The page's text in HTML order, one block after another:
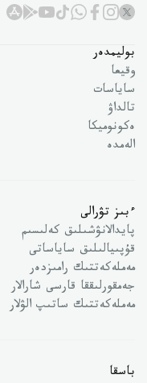
بوليمدەر
وقيعا
ساياسات
تالداۋ
ەكونوميكا
الەمدە
ءبىز تۋرالى
پايدالانۋشىلىق كەلىسىم
قۇپىيالىلىق ساياساتى
مەملەكەتتىك رامىزدەر
جەمقورلىققا قارسى شارالار
مەملەكەتتىك ساتىپ الۋلار
باسقا